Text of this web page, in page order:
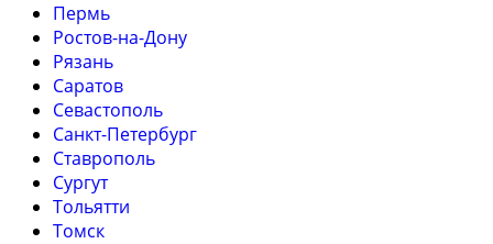
Пермь
Ростов-на-Дону
Рязань
Саратов
Севастополь
Санкт-Петербург
Ставрополь
Сургут
Тольятти
Томск